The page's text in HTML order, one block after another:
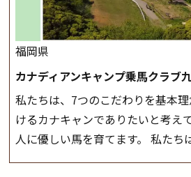
福岡県
カナディアンキャンプ乗馬クラブ
私たちは、7つのこだわりを基本
けるカナキャンでありたいと考え
人に優しい馬を育てます。 私たち
生産します。 私たちは、馬や人々